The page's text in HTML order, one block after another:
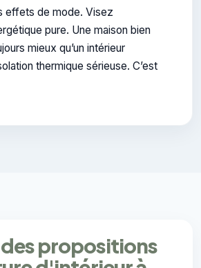
effets de mode. Visez
pure. Une maison bien
mieux qu’un intérieur
thermique sérieuse. C’est
propositions